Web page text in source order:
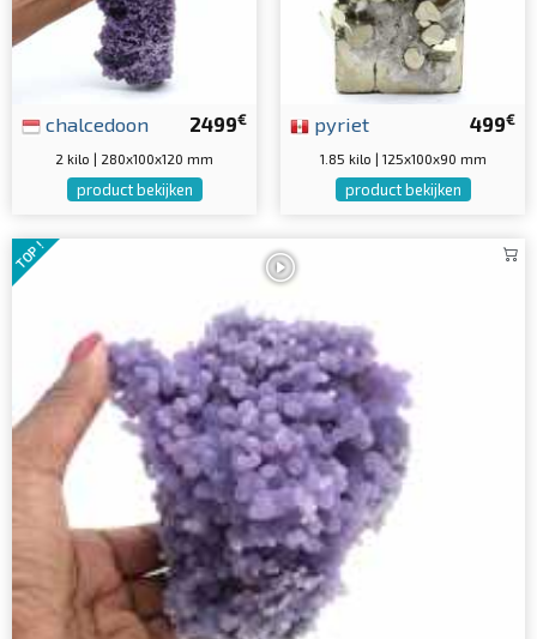
2499€
chalcedoon
2 kilo | 280x100x120 mm
product bekijken
499€
pyriet
1.85 kilo | 125x100x90 mm
product bekijken
TOP !